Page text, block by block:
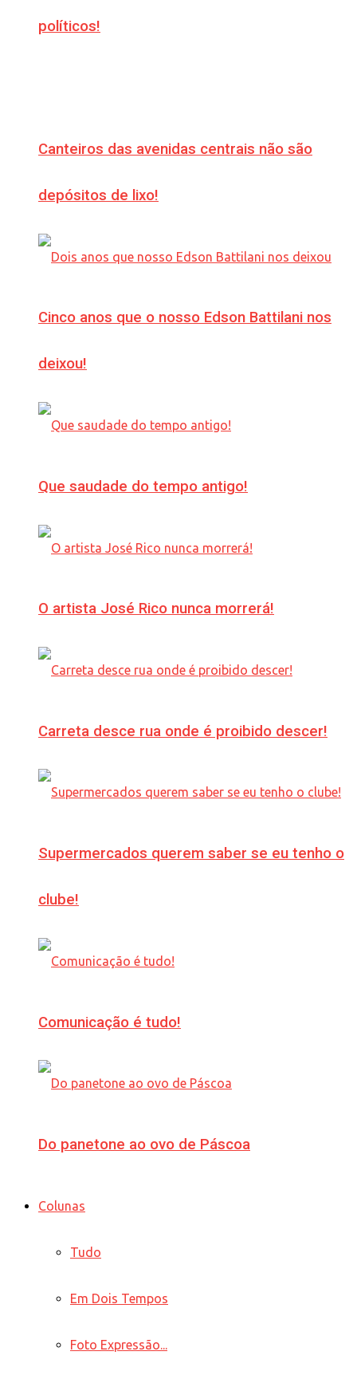
políticos!
Canteiros das avenidas centrais não são
depósitos de lixo!
Cinco anos que o nosso Edson Battilani nos
deixou!
Que saudade do tempo antigo!
O artista José Rico nunca morrerá!
Carreta desce rua onde é proibido descer!
Supermercados querem saber se eu tenho o
clube!
Comunicação é tudo!
Do panetone ao ovo de Páscoa
Colunas
Tudo
Em Dois Tempos
Foto Expressão...